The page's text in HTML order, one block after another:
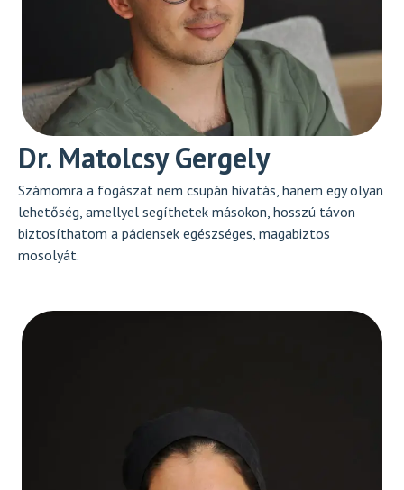
Dr. Matolcsy Gergely
Számomra a fogászat nem csupán hivatás, hanem egy olyan
lehetőség, amellyel segíthetek másokon, hosszú távon
biztosíthatom a páciensek egészséges, magabiztos
mosolyát.